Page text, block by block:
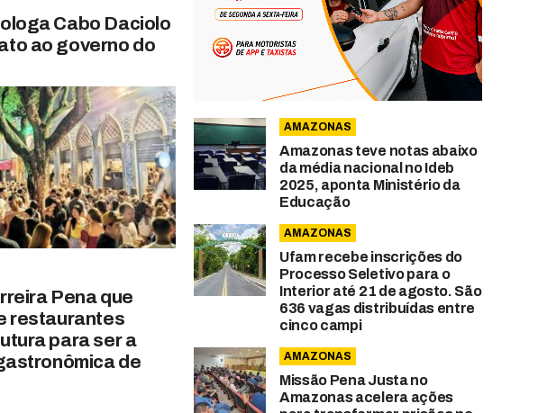
Cabo Daciolo
ao governo do
Pena que
restaurantes
para ser a
de
AMAZONAS
Amazonas teve notas abaixo
da média nacional no Ideb
2025, aponta Ministério da
Educação
AMAZONAS
Ufam recebe inscrições do
Processo Seletivo para o
Interior até 21 de agosto. São
636 vagas distribuídas entre
cinco campi
AMAZONAS
Missão Pena Justa no
Amazonas acelera ações